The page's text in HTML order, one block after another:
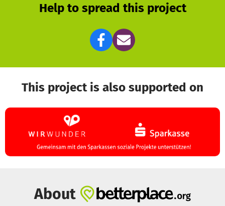
Help to spread this project
This project is also supported on
About